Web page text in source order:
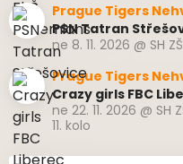
Prague Tigers
PSN Tatran
ne 8. 11. 2026 @ SH
Prague Tigers
Crazy girls FBC
ne 22. 11. 2026 @ SH
11. kolo